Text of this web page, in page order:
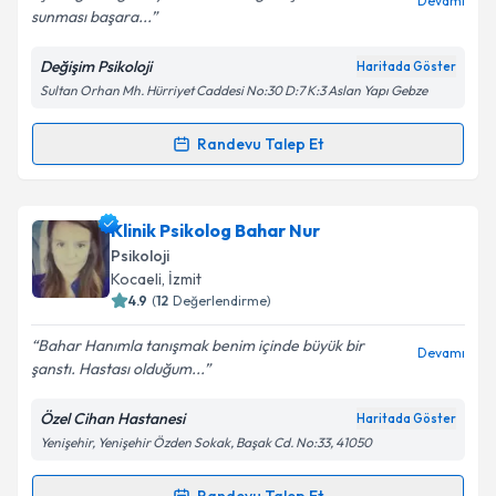
Kişisel verilerimin işlenmesine ilişkinAydınlatma
Metni'ni okudum ve kişisel verilerimin belirtilen
kapsamda işlenmesini kabul ediyorum.
sunması başara...
Değişim Psikoloji Haritada Göster
Sultan Orhan Mh. Hürriyet Caddesi No:30 D:7 K:3 Aslan Yapı Gebze
Randevu Talep Et
Randevu Takvimi Talebi
Psk. Hilal ÜNLÜBAŞiçin randevu takvimi talebi
oluşturun. Size bu uzmandan randevu almanız için bir
takvim hazırlandığında e-posta ile bilgilendireceğiz.
Kişisel verilerimin işlenmesine ilişkin
Aydınlatma
Metni'ni okudum ve kişisel verilerimin belirtilen
kapsamda işlenmesini kabul ediyorum.
Klinik Psikolog Bahar Nur
Psikoloji
Kocaeli, İzmit
4.9 (12 Değerlendirme)
Bahar Hanımla tanışmak benim içinde büyük bir
şanstı. Hastası olduğum...
Devamı
Özel Cihan Hastanesi Haritada Göster
Yenişehir, Yenişehir Özden Sokak, Başak Cd. No:33, 41050